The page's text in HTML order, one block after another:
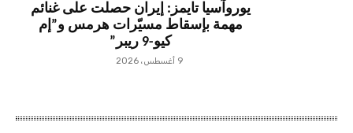
يوروآسيا تايمز: إيران حصلت على غنائم
مهمة بإسقاط مسيّرات هرمس و”إم
كيو-9 ريبر”
9 أغسطس، 2026